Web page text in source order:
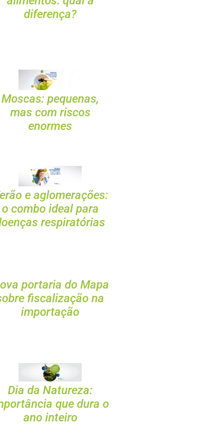
diferença?
Moscas: pequenas,
mas com riscos
enormes
e aglomerações:
o combo ideal para
respiratórias
portaria do Mapa
fiscalização na
importação
Dia da Natureza:
que dura o
ano inteiro